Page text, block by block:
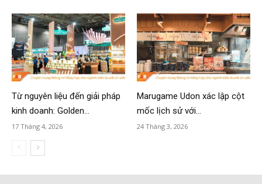
Từ nguyên liệu đến giải pháp
kinh doanh: Golden...
17 Tháng 4, 2026
Marugame Udon xác lập cột
mốc lịch sử với...
24 Tháng 3, 2026